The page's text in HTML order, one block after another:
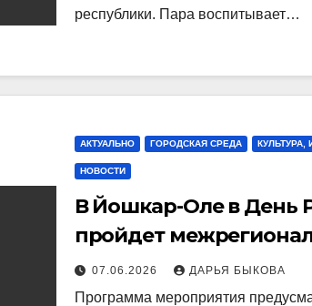
республики. Пара воспитывает…
АКТУАЛЬНО ГОРОДСКАЯ СРЕДА КУЛЬТУРА,
НОВОСТИ
В Йошкар-Оле в День
пройдет
этнофестиваль
07.06.2026 ДАРЬЯ БЫКОВА
Программа мероприятия